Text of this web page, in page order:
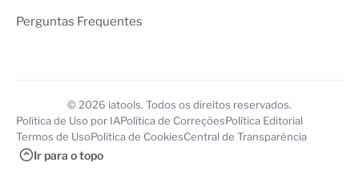
Perguntas Frequentes
© 2026 iatools. Todos os direitos reservados.
Política de Uso por IAPolítica de CorreçõesPolítica Editorial
Termos de UsoPolítica de CookiesCentral de Transparência
Ir para o topo